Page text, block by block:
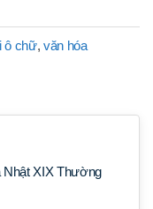
ô chữ,văn hóa
XIX Thường